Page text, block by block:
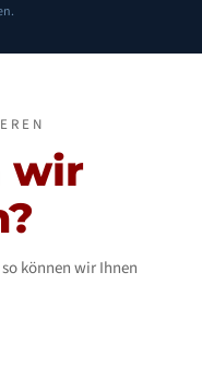
wir
können wir Ihnen